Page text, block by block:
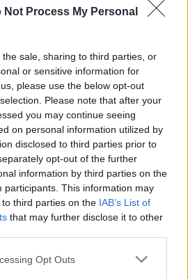
Not Process My Personal
sale, sharing to third parties, or
or sensitive information for
please use the below opt-out
Please note that after your
you may continue seeing
on personal information utilized by
disclosed to third parties prior to
opt-out of the further
information by third parties on the
participants. This information may
third parties on the IAB’s List of
that may further disclose it to other
app uses one or more Google
Opt Outs
Smash by Meló-Diák
utolsó fordulója
son
#infamous: first light
#kaland
4